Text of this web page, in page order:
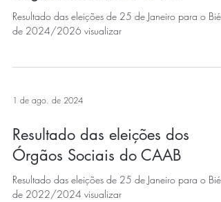
Resultado das eleições de 25 de Janeiro para o
de 2024/2026 visualizar
1 de ago. de 2024
Resultado das eleições dos
Órgãos Sociais do CAAB
Resultado das eleições de 25 de Janeiro para o
de 2022/2024 visualizar